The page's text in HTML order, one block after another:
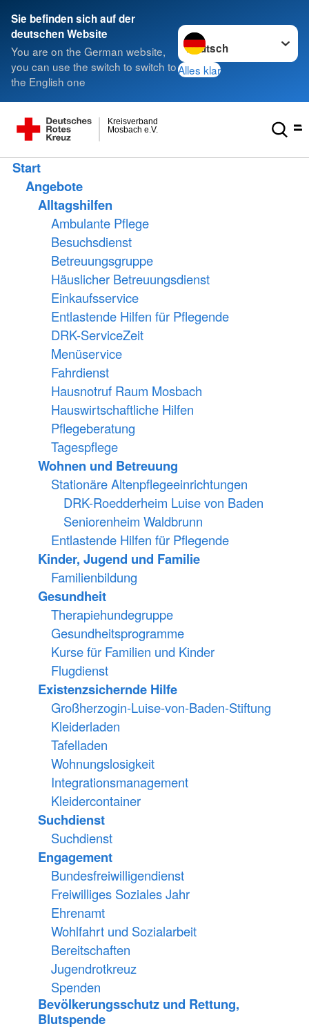
Sie befinden sich auf der
deutschen Website
You are on the German website,
you can use the switch to switch to
the English one
Sprache wechseln zu
Alles klar
Mosbach e.V.
Kreisverband
Start
Angebote
Alltagshilfen
Ambulante Pflege
Besuchsdienst
Betreuungsgruppe
Häuslicher Betreuungsdienst
Einkaufsservice
Entlastende Hilfen für Pflegende
DRK-ServiceZeit
Menüservice
Fahrdienst
Hausnotruf Raum Mosbach
Hauswirtschaftliche Hilfen
Pflegeberatung
Tagespflege
Wohnen und Betreuung
Stationäre Altenpflegeeinrichtungen
DRK-Roedderheim Luise von Baden
Seniorenheim Waldbrunn
Entlastende Hilfen für Pflegende
Kinder, Jugend und Familie
Familienbildung
Gesundheit
Therapiehundegruppe
Gesundheitsprogramme
Kurse für Familien und Kinder
Flugdienst
Existenzsichernde Hilfe
Großherzogin-Luise-von-Baden-Stiftung
Kleiderladen
Tafelladen
Wohnungslosigkeit
Integrationsmanagement
Kleidercontainer
Suchdienst
Suchdienst
Engagement
Bundesfreiwilligendienst
Freiwilliges Soziales Jahr
Ehrenamt
Wohlfahrt und Sozialarbeit
Bereitschaften
Jugendrotkreuz
Spenden
Bevölkerungsschutz und Rettung,
Blutspende